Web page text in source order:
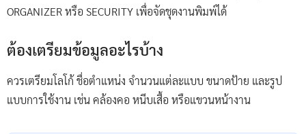
ORGANIZER หรือ SECURITY เพื่อจัดชุดงานพิมพ์ได้
ต้องเตรียมข้อมูลอะไรบ้าง
ควรเตรียมโลโก้ ชื่อตำแหน่ง จำนวนแต่ละแบบ ขนาดป้าย และรูป
แบบการใช้งาน เช่น คล้องคอ หนีบเสื้อ หรือแขวนหน้างาน